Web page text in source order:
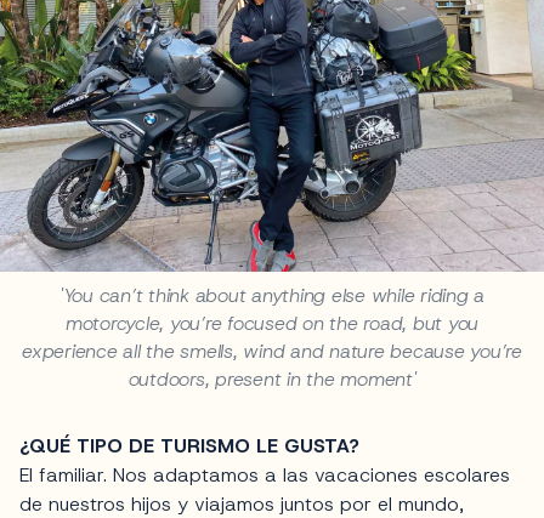
'You can’t think about anything else while riding a
motorcycle, you’re focused on the road, but you
experience all the smells, wind and nature because you’re
outdoors, present in the moment'
¿QUÉ TIPO DE TURISMO LE GUSTA?
El familiar. Nos adaptamos a las vacaciones escolares
de nuestros hijos y viajamos juntos por el mundo,